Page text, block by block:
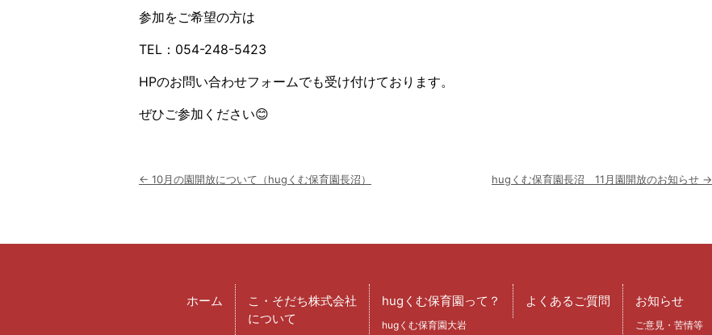
参加をご希望の方は
TEL：054-248-5423
HPのお問い合わせフォームでも受け付けております。
ぜひご参加ください😊
投
← 10月の園開放について（hugくむ保育園長沼） hugくむ保育園長沼 11月園開放のお知らせ →
ホーム
こ・そだち株式会社
について
hugくむ保育園って？
hugくむ保育園大岩
よくあるご質問 お知らせ
ご意見・苦情等